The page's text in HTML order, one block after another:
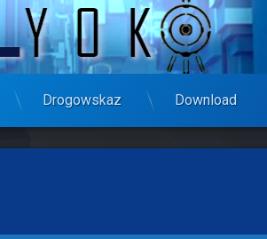
Drogowskaz Download